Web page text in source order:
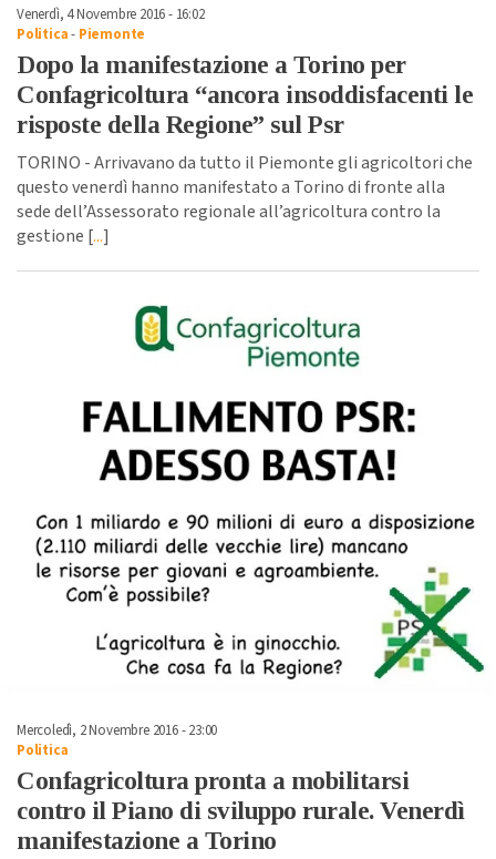
Venerdì, 4 Novembre 2016 - 16:02
Politica- Piemonte
Dopo la manifestazione a Torino per
Confagricoltura “ancora insoddisfacenti le
risposte della Regione” sul Psr
TORINO - Arrivavano da tutto il Piemonte gli agricoltori che
questo venerdì hanno manifestato a Torino di fronte alla
sede dell’Assessorato regionale all’agricoltura contro la
gestione [...]
Mercoledì, 2 Novembre 2016 - 23:00
Politica
Confagricoltura pronta a mobilitarsi
contro il Piano di sviluppo rurale. Venerdì
manifestazione a Torino